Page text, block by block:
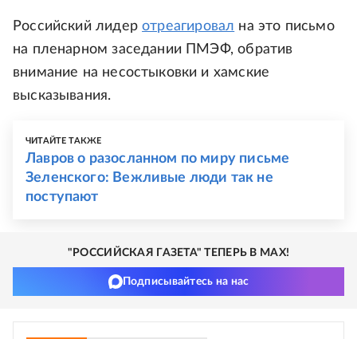
Российский лидеротреагировал на это письмо
на пленарном заседании ПМЭФ, обратив
внимание на несостыковки и хамские
высказывания.
ЧИТАЙТЕ ТАКЖЕ
Лавров о разосланном по миру письме
Зеленского: Вежливые люди так не
поступают
"РОССИЙСКАЯ ГАЗЕТА" ТЕПЕРЬ В MAX!
Подписывайтесь на нас